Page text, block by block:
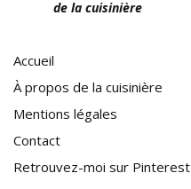
de la cuisinière
Accueil
À propos de la cuisinière
Mentions légales
Contact
Retrouvez-moi sur Pinterest